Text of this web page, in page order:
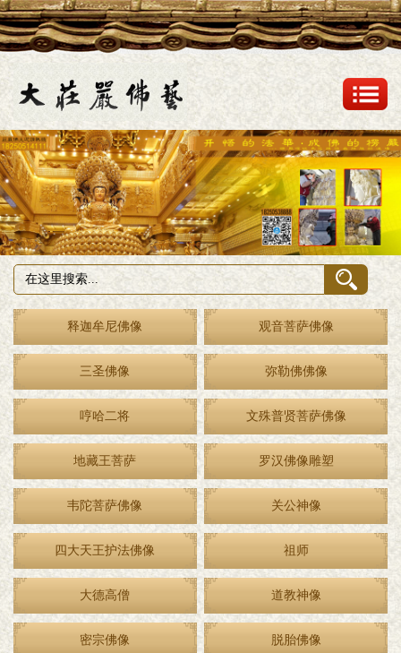
释迦牟尼佛像 观音菩萨佛像
三圣佛像 弥勒佛佛像
哼哈二将 文殊普贤菩萨佛像
地藏王菩萨 罗汉佛像雕塑
韦陀菩萨佛像 关公神像
四大天王护法佛像 祖师
大德高僧 道教神像
密宗佛像 脱胎佛像